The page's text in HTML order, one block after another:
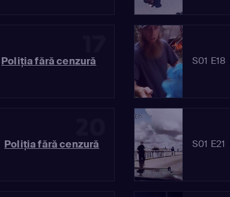
Poliția fără cenzură S01 E18
Poliția fără cenzură S01 E21